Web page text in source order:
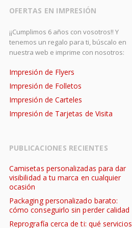
OFERTAS EN IMPRESIÓN
¡¡Cumplimos 6 años con vosotros!! Y
tenemos un regalo para ti, búscalo en
nuestra web e imprime con nosotros:
Impresión de Flyers
Impresión de Folletos
Impresión de Carteles
Impresión de Tarjetas de Visita
PUBLICACIONES RECIENTES
Camisetas personalizadas para dar
visibilidad a tu marca en cualquier
ocasión
Packaging personalizado barato:
cómo conseguirlo sin perder calidad
Reprografía cerca de ti: qué servicios